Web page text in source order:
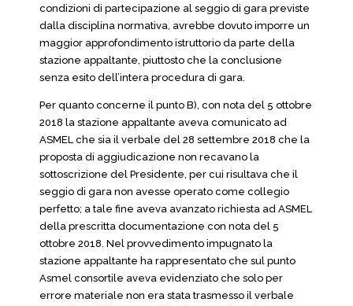
condizioni di partecipazione al seggio di gara previste
dalla disciplina normativa, avrebbe dovuto imporre un
maggior approfondimento istruttorio da parte della
stazione appaltante, piuttosto che la conclusione
senza esito dell’intera procedura di gara.
Per quanto concerne il punto B), con nota del 5 ottobre
2018 la stazione appaltante aveva comunicato ad
ASMEL che sia il verbale del 28 settembre 2018 che la
proposta di aggiudicazione non recavano la
sottoscrizione del Presidente, per cui risultava che il
seggio di gara non avesse operato come collegio
perfetto; a tale fine aveva avanzato richiesta ad ASMEL
della prescritta documentazione con nota del 5
ottobre 2018. Nel provvedimento impugnato la
stazione appaltante ha rappresentato che sul punto
Asmel consortile aveva evidenziato che solo per
errore materiale non era stata trasmesso il verbale